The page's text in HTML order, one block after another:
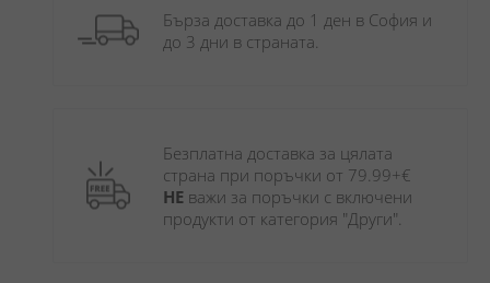
Бърза доставка до 1 ден в София и
до 3 дни в страната.
Безплатна доставка за цялата
НЕ важи за поръчки с включени
продукти от категория "Други".